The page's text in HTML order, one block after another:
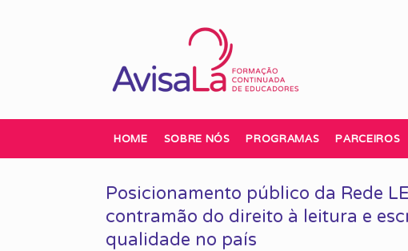
HOME SOBRE NÓS PROGRAMAS PARCEIROS
Posicionamento público da Rede
contramão do direito à leitura e
qualidade no país